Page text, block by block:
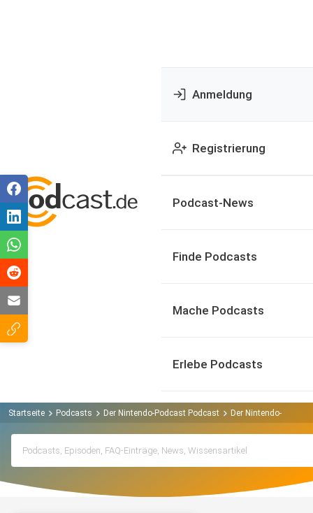
Anmeldung
Registrierung
Podcast-News
Finde Podcasts
Mache Podcasts
Erlebe Podcasts
Startseite Podcasts Der Nintendo-Podcast Podcast Der Nintendo-